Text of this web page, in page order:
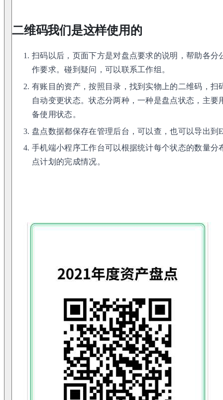
二维码我们是这样使用的
扫码以后，页面下方是对盘点要求的说明，帮助各
作要求。碰到疑问，可以联系工作组。
有账目的资产，按照目录，找到实物上的二维码，
自动变更状态。状态分两种，一种是盘点状态，主
备使用状态。
盘点数据都保存在管理后台，可以查，也可以导出到
手机端小程序工作台可以根据统计每个状态的数量
点计划的完成情况。